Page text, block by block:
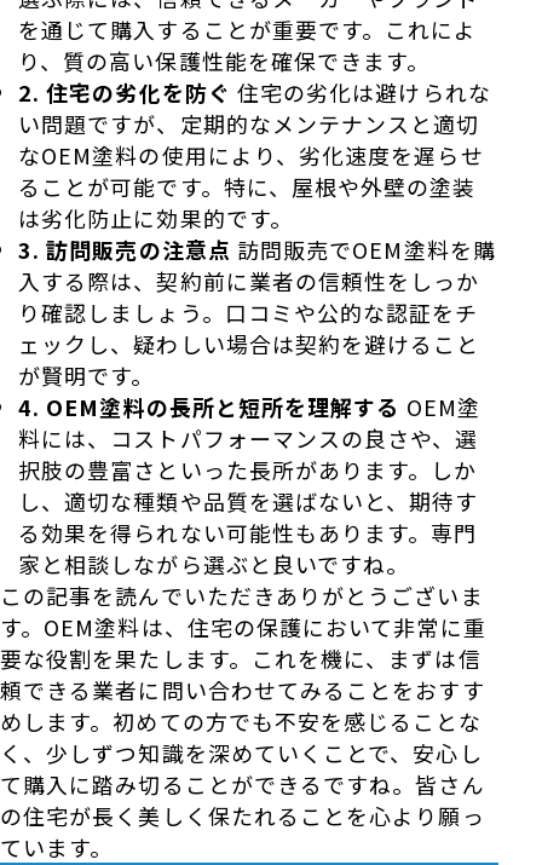
を通じて購入することが重要です。これによ
り、質の高い保護性能を確保できます。
2. 住宅の劣化を防ぐ 住宅の劣化は避けられな
い問題ですが、定期的なメンテナンスと適切
なOEM塗料の使用により、劣化速度を遅らせ
ることが可能です。特に、屋根や外壁の塗装
は劣化防止に効果的です。
3. 訪問販売の注意点 訪問販売でOEM塗料を購
入する際は、契約前に業者の信頼性をしっか
り確認しましょう。口コミや公的な認証をチ
ェックし、疑わしい場合は契約を避けること
が賢明です。
4. OEM塗料の長所と短所を理解する OEM塗
料には、コストパフォーマンスの良さや、選
択肢の豊富さといった長所があります。しか
し、適切な種類や品質を選ばないと、期待す
る効果を得られない可能性もあります。専門
家と相談しながら選ぶと良いですね。
この記事を読んでいただきありがとうございま
す。OEM塗料は、住宅の保護において非常に重
要な役割を果たします。これを機に、まずは信
頼できる業者に問い合わせてみることをおすす
めします。初めての方でも不安を感じることな
く、少しずつ知識を深めていくことで、安心し
て購入に踏み切ることができるですね。皆さん
の住宅が長く美しく保たれることを心より願っ
ています。